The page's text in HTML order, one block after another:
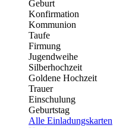
Geburt
Konfirmation
Kommunion
Taufe
Firmung
Jugendweihe
Silberhochzeit
Goldene Hochzeit
Trauer
Einschulung
Geburtstag
Alle Einladungskarten